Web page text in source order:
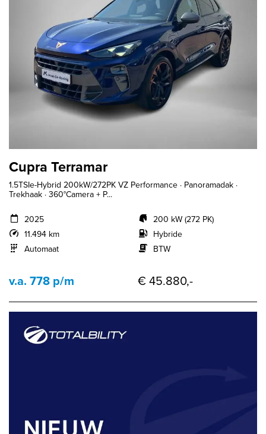
Cupra Terramar
1.5TSIe-Hybrid 200kW/272PK VZ Performance · Panoramadak ·
Trekhaak · 360°Camera + P...
2025
11.494 km
Automaat
200 kW (272 PK)
Hybride
BTW
v.a. 778 p/m € 45.880,-